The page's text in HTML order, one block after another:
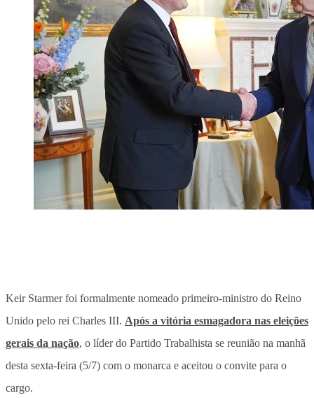
Keir Starmer foi formalmente nomeado primeiro-ministro do Reino
Unido pelo rei Charles III. Após a vitória esmagadora nas eleições
gerais da nação, o líder do Partido Trabalhista se reunião na manhã
desta sexta-feira (5/7) com o monarca e aceitou o convite para o
cargo.